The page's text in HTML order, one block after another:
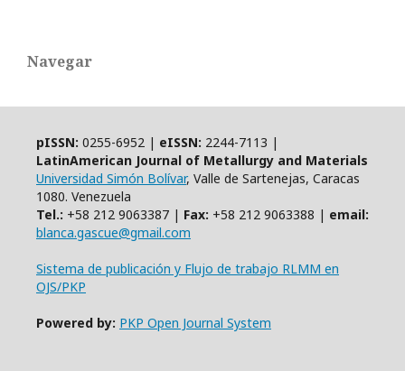
Navegar
pISSN: 0255-6952 | eISSN: 2244-7113 |
LatinAmerican Journal of Metallurgy and Materials
Universidad Simón Bolívar, Valle de Sartenejas, Caracas
1080. Venezuela
Tel.: +58 212 9063387 | Fax: +58 212 9063388 | email:
blanca.gascue@gmail.com
Sistema de publicación y Flujo de trabajo RLMM en
OJS/PKP
Powered by: PKP Open Journal System